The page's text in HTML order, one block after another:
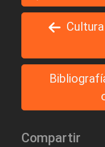
Compartir